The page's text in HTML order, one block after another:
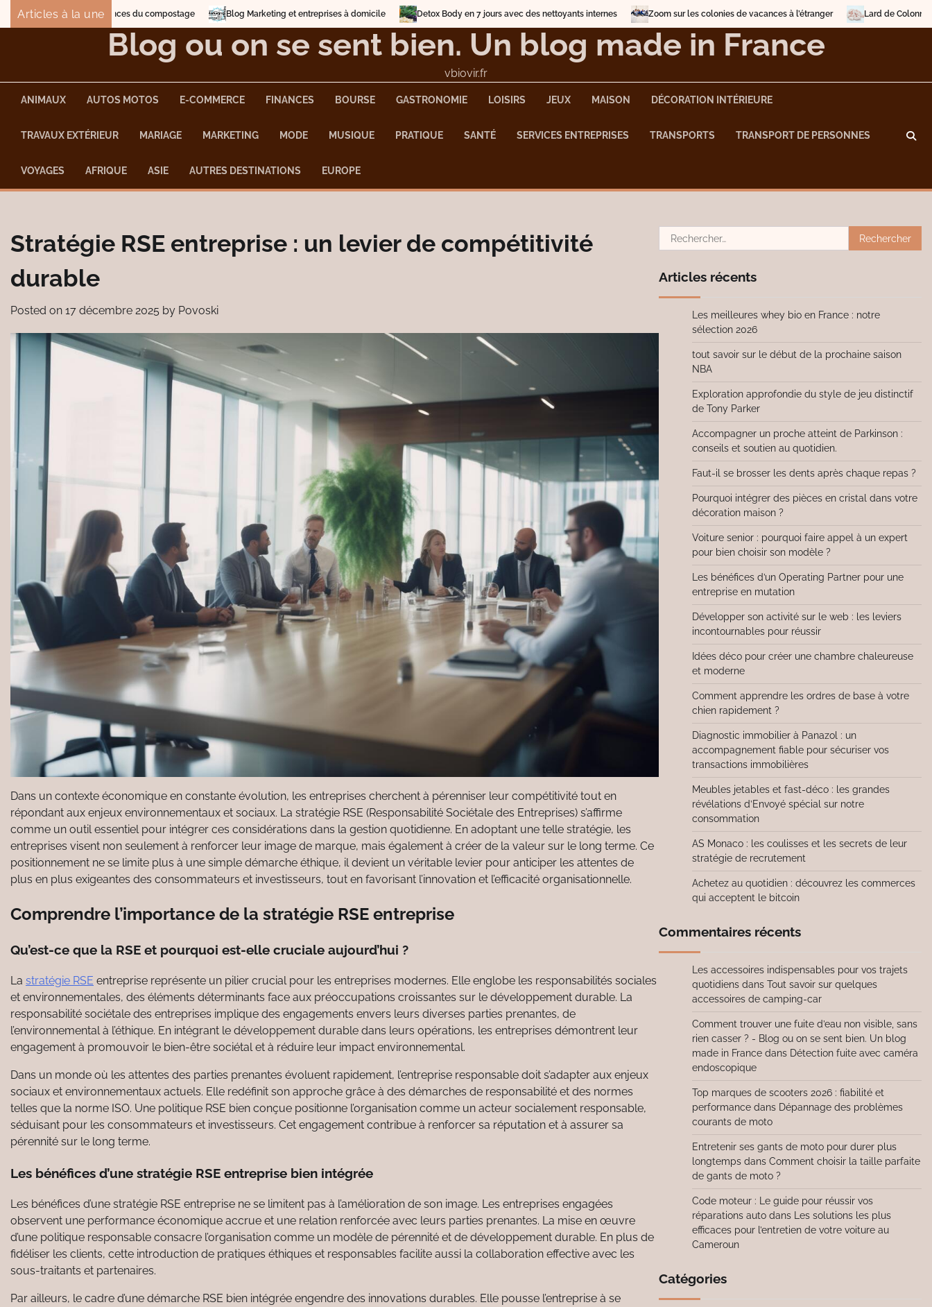
SkipArticles à la une
nuisances du compostage Blog Marketing et entreprises à domicile Detox Body en 7 jours avec des nettoyants internes Zoom sur les colonies de vacances à l’étranger Lard de Colonnata: une délicatesse
Blog ou on se sent bien. Un blog made in France
vbiovir.fr
ANIMAUX AUTOS MOTOS E-COMMERCE FINANCES BOURSE GASTRONOMIE LOISIRS JEUX MAISON DÉCORATION INTÉRIEURE
TRAVAUX EXTÉRIEUR MARIAGE MARKETING MODE MUSIQUE PRATIQUE SANTÉ SERVICES ENTREPRISES TRANSPORTS TRANSPORT DE PERSONNES
VOYAGES AFRIQUE ASIE AUTRES DESTINATIONS EUROPE
Stratégie RSE entreprise : un levier de compétitivité
durable
Posted on 17 décembre 2025 by Povoski
Dans un contexte économique en constante évolution, les entreprises cherchent à pérenniser leur compétitivité tout en
répondant aux enjeux environnementaux et sociaux. La stratégie RSE (Responsabilité Sociétale des Entreprises) s’affirme
comme un outil essentiel pour intégrer ces considérations dans la gestion quotidienne. En adoptant une telle stratégie, les
entreprises visent non seulement à renforcer leur image de marque, mais également à créer de la valeur sur le long terme. Ce
positionnement ne se limite plus à une simple démarche éthique, il devient un véritable levier pour anticiper les attentes de
plus en plus exigeantes des consommateurs et investisseurs, tout en favorisant l’innovation et l’efficacité organisationnelle.
Comprendre l’importance de la stratégie RSE entreprise
Qu’est-ce que la RSE et pourquoi est-elle cruciale aujourd’hui ?
La stratégie RSE entreprise représente un pilier crucial pour les entreprises modernes. Elle englobe les responsabilités sociales
et environnementales, des éléments déterminants face aux préoccupations croissantes sur le développement durable. La
responsabilité sociétale des entreprises implique des engagements envers leurs diverses parties prenantes, de
l’environnemental à l’éthique. En intégrant le développement durable dans leurs opérations, les entreprises démontrent leur
engagement à promouvoir le bien-être sociétal et à réduire leur impact environnemental.
Dans un monde où les attentes des parties prenantes évoluent rapidement, l’entreprise responsable doit s’adapter aux enjeux
sociaux et environnementaux actuels. Elle redéfinit son approche grâce à des démarches de responsabilité et des normes
telles que la norme ISO. Une politique RSE bien conçue positionne l’organisation comme un acteur socialement responsable,
séduisant pour les consommateurs et investisseurs. Cet engagement contribue à renforcer sa réputation et à assurer sa
pérennité sur le long terme.
Les bénéfices d’une stratégie RSE entreprise bien intégrée
Les bénéfices d’une stratégie RSE entreprise ne se limitent pas à l’amélioration de son image. Les entreprises engagées
observent une performance économique accrue et une relation renforcée avec leurs parties prenantes. La mise en œuvre
d’une politique responsable consacre l’organisation comme un modèle de pérennité et de développement durable. En plus de
fidéliser les clients, cette introduction de pratiques éthiques et responsables facilite aussi la collaboration effective avec les
sous-traitants et partenaires.
Par ailleurs, le cadre d’une démarche RSE bien intégrée engendre des innovations durables. Elle pousse l’entreprise à se
Rechercher :
Articles récents
Les meilleures whey bio en France : notre
sélection 2026
tout savoir sur le début de la prochaine saison
NBA
Exploration approfondie du style de jeu distinctif
de Tony Parker
Accompagner un proche atteint de Parkinson :
conseils et soutien au quotidien.
Faut-il se brosser les dents après chaque repas ?
Pourquoi intégrer des pièces en cristal dans votre
décoration maison ?
Voiture senior : pourquoi faire appel à un expert
pour bien choisir son modèle ?
Les bénéfices d’un Operating Partner pour une
entreprise en mutation
Développer son activité sur le web : les leviers
incontournables pour réussir
Idées déco pour créer une chambre chaleureuse
et moderne
Comment apprendre les ordres de base à votre
chien rapidement ?
Diagnostic immobilier à Panazol : un
accompagnement fiable pour sécuriser vos
transactions immobilières
Meubles jetables et fast-déco : les grandes
révélations d’Envoyé spécial sur notre
consommation
AS Monaco : les coulisses et les secrets de leur
stratégie de recrutement
Achetez au quotidien : découvrez les commerces
qui acceptent le bitcoin
Commentaires récents
Les accessoires indispensables pour vos trajets
quotidiensdans Tout savoir sur quelques
accessoires de camping-car
Comment trouver une fuite d’eau non visible, sans
rien casser ? - Blog ou on se sent bien. Un blog
made in Francedans Détection fuite avec caméra
endoscopique
Top marques de scooters 2026 : fiabilité et
performancedans Dépannage des problèmes
courants de moto
Entretenir ses gants de moto pour durer plus
longtempsdans Comment choisir la taille parfaite
de gants de moto ?
Code moteur : Le guide pour réussir vos
réparations autodans
Les solutions les plus
efficaces pour l’entretien de votre voiture au
Cameroun
Catégories